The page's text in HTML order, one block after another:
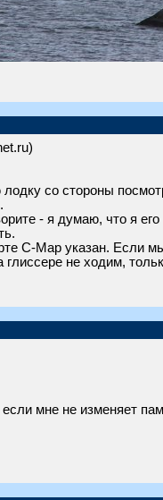
со стороны
- я думаю, что я
С-Map указан. Если
не ходим,
мне не изменяет